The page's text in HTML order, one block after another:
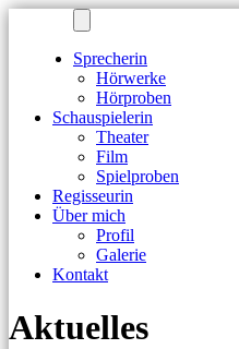
Sprecherin
Hörwerke
Hörproben
Schauspielerin
Theater
Film
Spielproben
Regisseurin
Über mich
Profil
Galerie
Kontakt
Aktuelles